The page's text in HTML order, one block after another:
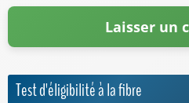
Test d'éligibilité à la fibre